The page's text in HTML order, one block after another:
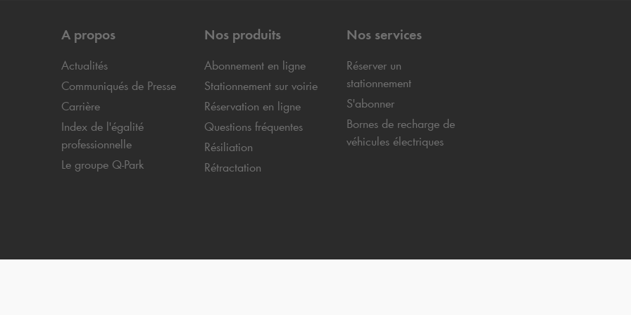
A propos
Actualités
Communiqués de Presse
Carrière
Index de l'égalité
professionnelle
Le groupe Q-Park
Nos produits
Abonnement en ligne
Stationnement sur voirie
Réservation en ligne
Questions fréquentes
Résiliation
Rétractation
Nos services
Réserver un
stationnement
S'abonner
Bornes de recharge de
véhicules électriques